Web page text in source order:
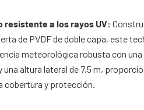
resistente a los rayos UV:
de PVDF de doble capa, este
meteorológica robusta con
una altura lateral de 7,5 m,
cobertura y protección.